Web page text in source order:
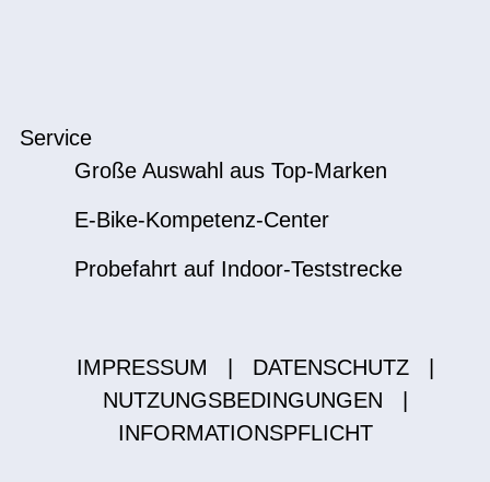
Service
Große Auswahl aus Top-Marken
E-Bike-Kompetenz-Center
Probefahrt auf Indoor-Teststrecke
IMPRESSUM DATENSCHUTZ
NUTZUNGSBEDINGUNGEN
INFORMATIONSPFLICHT